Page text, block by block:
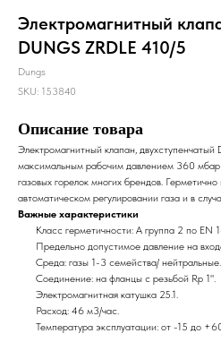
Электромагнитный
DUNGS ZRDLE 410/5
Dungs
SKU: 153840
Описание товара
Электромагнитный клапан,
максимальным рабочим давлением 360
газовых горелок многих брендов.
автоматическом регулировании газа и в
Важные характеристики
Класс герметичности: А группа 2 по EN
Предельно допустимое давление на
Среда: газы 1-3 семейства/ нейтральные.
Соединение: на фланцы с резьбой Rp 1".
Электромагнитная катушка 25.1.
Расход: 46 м3/час.
Температура эксплуатации: от -15 до